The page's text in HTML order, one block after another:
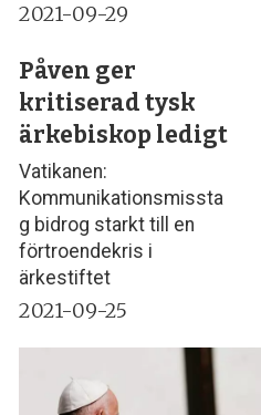
2021-09-29
Påven ger
kritiserad tysk
ärkebiskop ledigt
Vatikanen:
Kommunikationsmissta
g bidrog starkt till en
förtroendekris i
ärkestiftet
2021-09-25